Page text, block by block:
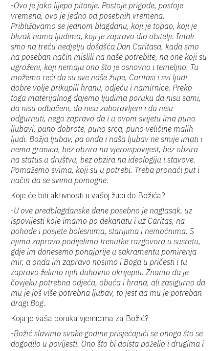
-Ovo je jako lijepo pitanje. Postoje prigode, postoje
vremena, ovo je jedno od posebnih vremena.
Približavamo se jednom blagdanu, koji je topao, koji je
blizak nama ljudima, koji je zapravo dio obitelji. Imali
smo na treću nedjelju došašća Dan Caritasa, kada smo
na poseban način mislili na naše potrebite, na one koji su
ugroženi, koji nemaju ono što je osnovno i temeljno. Tu
možemo reći da su sve naše župe, Caritasi i svi ljudi
dobre volje prikupili hranu, odjeću i namirnice. Preko
toga materijalnog dajemo ljudima poruku da nisu sami,
da nisu odbačeni, da nisu zaboravljeni i da nisu
odgurnuti, nego zapravo da i u ovom svijetu ima puno
ljubavi, puno dobrote, puno srca, puno veličine malih
ljudi. Božja ljubav, pa onda i naša ljubav ne smije imati i
nema granica, bez obzira na vjeroispovijest, bez obzira
na status u društvu, bez obzira na ideologiju i stavove.
Pomažemo svima, koji su u potrebi. Treba pronaći put i
način da se svima pomogne.
Koje će biti aktivnosti u vašoj župi do Božića?
-U ove predblagdanske dane posebno je naglasak, uz
ispovijesti koje imamo po dekanatu i uz Caritas, na
pohode i posjete bolesnima, starijima i nemoćnima. S
njima zapravo podijelimo trenutke razgovora u susretu,
gdje im donesemo ponajprije u sakramentu pomirenja
mir, a onda im zapravo nosimo i Boga u pričesti i tu
zapravo želimo njih duhovno okrijepiti. Znamo da je
čovjeku potrebna odjeća, obuća i hrana, ali zasigurno da
mu je još više potrebna ljubav, to jest da mu je potreban
dragi Bog.
Koja je vaša poruka vjernicima za Božić?
-Božić slavimo svake godine prisjećajući se onoga što se
dogodilo u povijesti. Ono što bi doista poželio i drugima i